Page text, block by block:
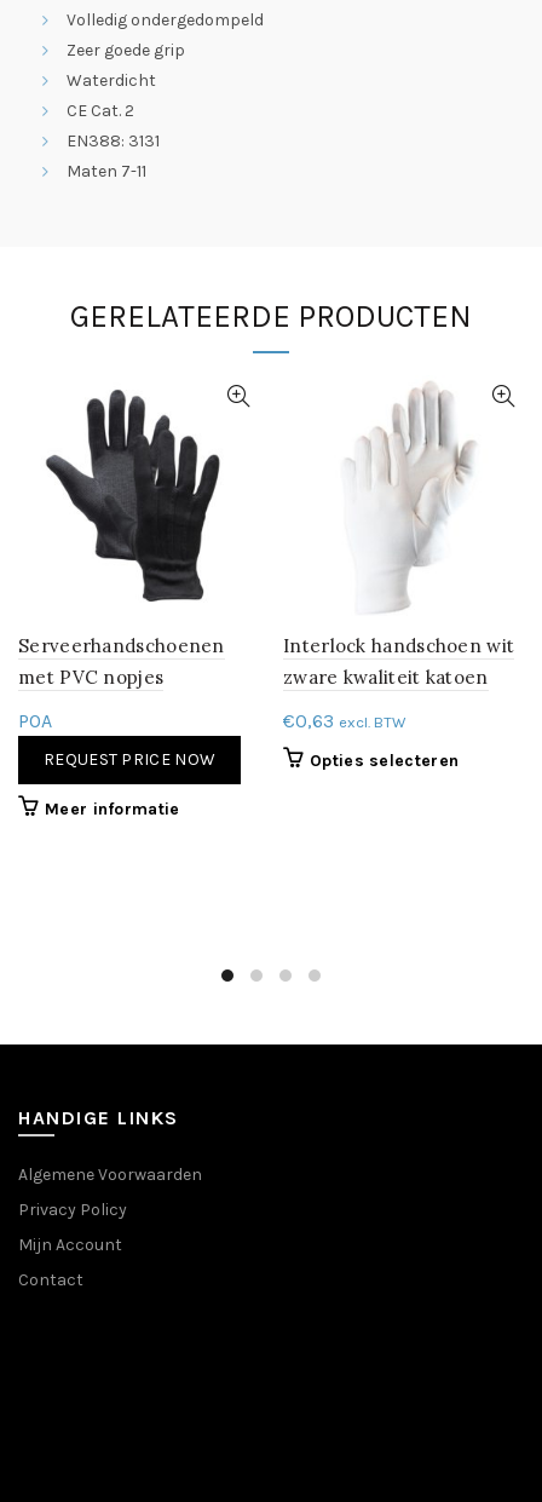
Volledig ondergedompeld
Zeer goede grip
Waterdicht
CE Cat. 2
EN388: 3131
Maten 7-11
GERELATEERDE PRODUCTEN
Serveerhandschoenen
met PVC nopjes
POA
REQUEST PRICE NOW
Meer informatie
Interlock handschoen wit
zware kwaliteit katoen
€0,63 excl. BTW
Opties selecteren
HANDIGE LINKS
Algemene Voorwaarden
Privacy Policy
Mijn Account
Contact